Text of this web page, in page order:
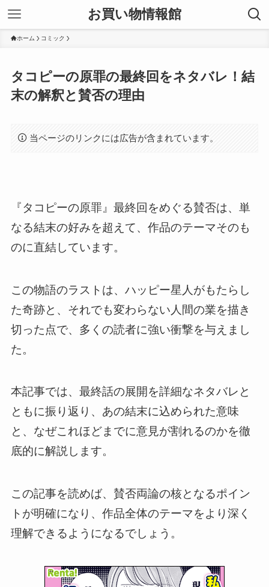
お買い物情報館
ホーム コミック
タコピーの原罪の最終回をネタバレ！結
末の解釈と賛否の理由
当ページのリンクには広告が含まれています。
『タコピーの原罪』最終回をめぐる賛否は、単
なる結末の好みを超えて、作品のテーマそのも
のに直結しています。
この物語のラストは、ハッピー星人がもたらし
た奇跡と、それでも変わらない人間の業を描き
切った点で、多くの読者に強い衝撃を与えまし
た。
本記事では、最終話の展開を詳細なネタバレと
ともに振り返り、あの結末に込められた意味
と、なぜこれほどまでに意見が割れるのかを徹
底的に解説します。
この記事を読めば、賛否両論の核となるポイン
トが明確になり、作品全体のテーマをより深く
理解できるようになるでしょう。